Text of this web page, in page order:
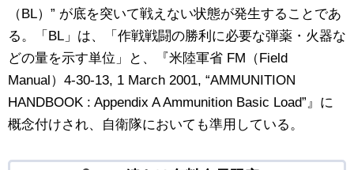
（BL）” が底を突いて戦えない状態が発生することであ
る。「BL」は、「作戦戦闘の勝利に必要な弾薬・火器な
どの量を示す単位」と、『米陸軍省 FM（Field
Manual）4-30-13, 1 March 2001, “AMMUNITION
HANDBOOK : Appendix A Ammunition Basic Load”』に
概念付けされ、自衛隊においても準用している。